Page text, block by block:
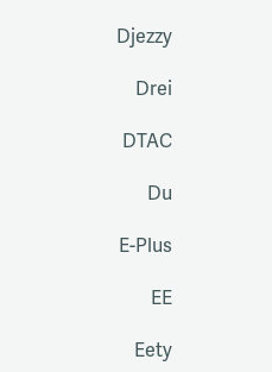
Djezzy
Drei
DTAC
Du
E-Plus
EE
Eety